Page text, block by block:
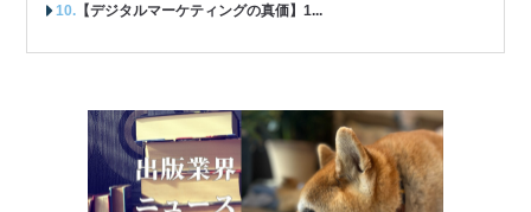
【デジタルマーケティングの真価】1...